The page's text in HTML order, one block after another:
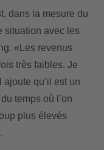
dans la mesure du
situation avec les
«Les revenus
très faibles. Je
qu’il est un
temps où l’on
plus élevés